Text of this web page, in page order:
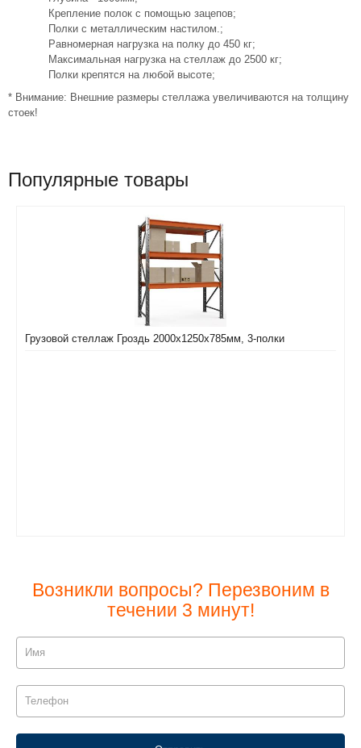
Крепление полок с помощью зацепов;
Полки с металлическим настилом.;
Равномерная нагрузка на полку до 450 кг;
Максимальная нагрузка на стеллаж до 2500 кг;
Полки крепятся на любой высоте;
* Внимание: Внешние размеры стеллажа увеличиваются на толщину
стоек!
Популярные товары
Грузовой стеллаж Гроздь 2000х1250х785мм, 3-полки
Возникли вопросы? Перезвоним в
течении 3 минут!